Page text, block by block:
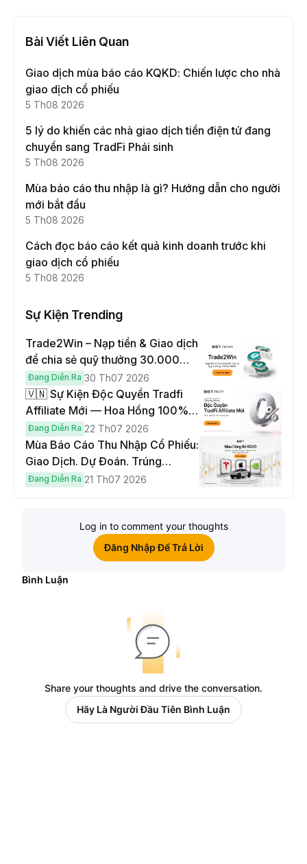
Bài Viết Liên Quan
Giao dịch mùa báo cáo KQKD: Chiến lược cho nhà
giao dịch cổ phiếu
5 Th08 2026
5 lý do khiến các nhà giao dịch tiền điện tử đang
chuyển sang TradFi Phái sinh
5 Th08 2026
Mùa báo cáo thu nhập là gì? Hướng dẫn cho người
mới bắt đầu
5 Th08 2026
Cách đọc báo cáo kết quả kinh doanh trước khi
giao dịch cổ phiếu
5 Th08 2026
Sự Kiện Trending
Trade2Win – Nạp tiền & Giao dịch
để chia sẻ quỹ thưởng 30.000
USDT
Đang Diễn Ra 30 Th07 2026
🇻🇳 Sự Kiện Độc Quyền Tradfi
Affiliate Mới — Hoa Hồng 100% &
Hoàn Phí Qua Đêm
Đang Diễn Ra 22 Th07 2026
Mùa Báo Cáo Thu Nhập Cổ Phiếu:
Giao Dịch. Dự Đoán. Trúng
Cybertruck!
Đang Diễn Ra 21 Th07 2026
Log in to comment your thoughts
Đăng Nhập Để Trả Lời
Bình Luận
Share your thoughts and drive the conversation.
Hãy Là Người Đầu Tiên Bình Luận